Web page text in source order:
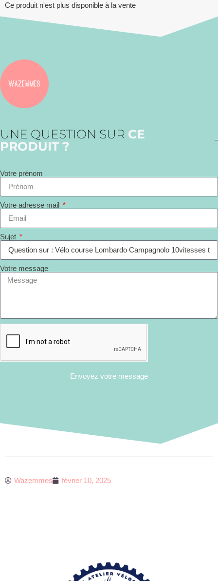
Ce produit n'est plus disponible à la vente
UNE QUESTION SUR CE
PRODUIT ?
Votre prénom
Votre adresse mail
Sujet
Votre message
Envoyez votre message
Wazemmes février 10, 2025